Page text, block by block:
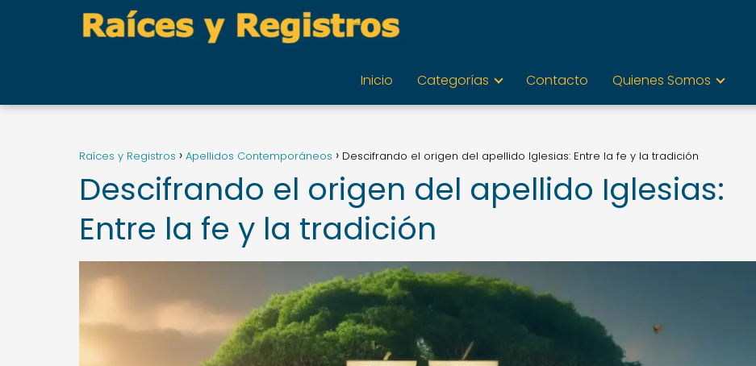
Inicio Categorías Contacto Quienes Somos
Raíces y Registros Apellidos Contemporáneos Descifrando el origen del apellido Iglesias: Entre la fe y la tradición
Descifrando el origen del apellido Iglesias:
Entre la fe y la tradición